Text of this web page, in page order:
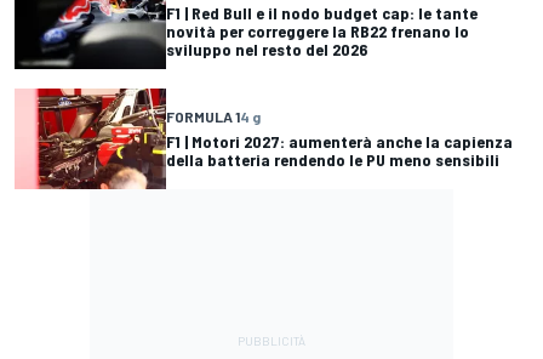
F1 | Red Bull e il nodo budget cap: le tante
novità per correggere la RB22 frenano lo
sviluppo nel resto del 2026
FORMULA 14 g
F1 | Motori 2027: aumenterà anche la capienza
della batteria rendendo le PU meno sensibili